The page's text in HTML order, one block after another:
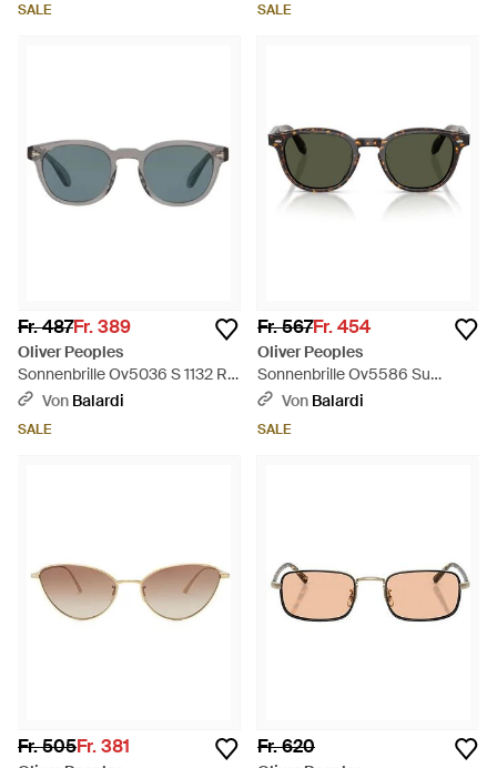
SALE
Polarisiert
SALE
Fr. 487Fr. 389
Oliver Peoples
Sonnenbrille Ov5036 S 1132 R8
Sheldrake Grey
Photochromic - Grau
Von Balardi
SALE
Fr. 567Fr. 454
Oliver Peoples
Sonnenbrille Ov5586 Su
174152 N.09 Sun Brown
Grün
Von Balardi
SALE
Fr. 505Fr. 381 Fr. 620